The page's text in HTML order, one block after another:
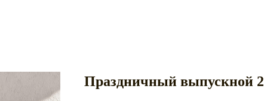
Праздничный выпускной 2